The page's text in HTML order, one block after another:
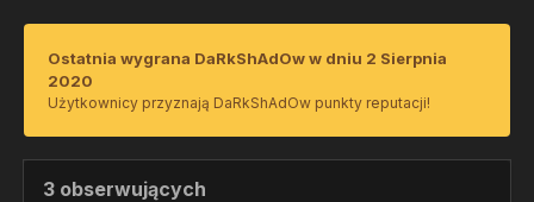
Ostatnia wygrana DaRkShAdOw w dniu 2 Sierpnia
2020
Użytkownicy przyznają DaRkShAdOw punkty reputacji!
3 obserwujących